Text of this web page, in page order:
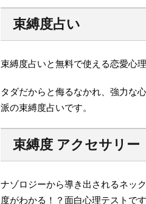
束縛度占い
束縛度占いと無料で使える恋愛心理
タダだからと侮るなかれ、強力な
派の束縛度占いです。
束縛度 アクセサリー
ナゾロジーから導き出されるネッ
度がわかる！？面白心理テストです